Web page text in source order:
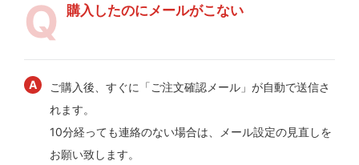
購入したのにメールがこない
ご購入後、すぐに「ご注文確認メール」が自動で送信さ
れます。
10分経っても連絡のない場合は、メール設定の見直しを
お願い致します。